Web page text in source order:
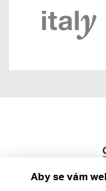
Aby se vám